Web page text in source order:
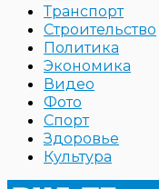
Транспорт
Строительство
Политика
Экономика
Видео
Фото
Спорт
Здоровье
Культура